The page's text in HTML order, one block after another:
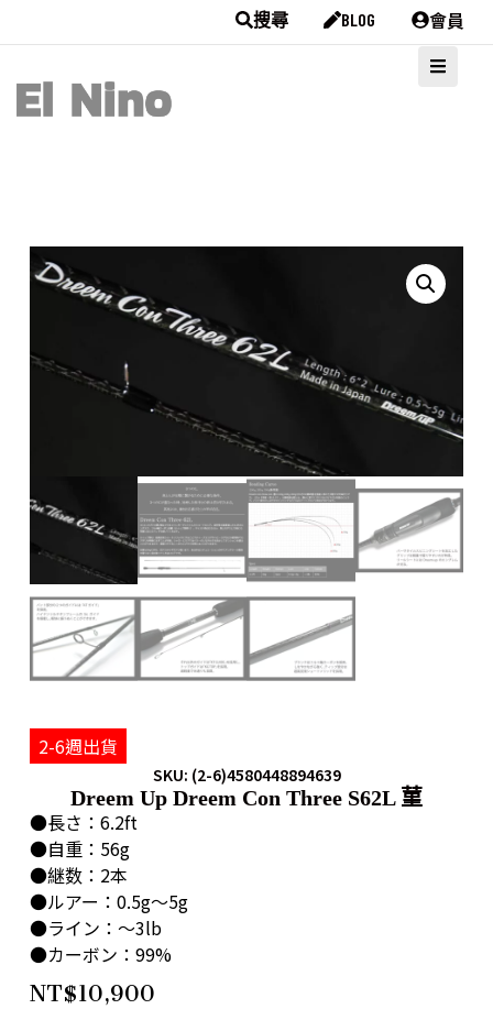
搜尋 BLOG 會員
2-6週出貨
SKU: (2-6)4580448894639
Dreem Up Dreem Con Three S62L 菫
●長さ：6.2ft
●自重：56g
●継数：2本
●ルアー：0.5g〜5g
●ライン：〜3lb
●カーボン：99%
NT$10,900